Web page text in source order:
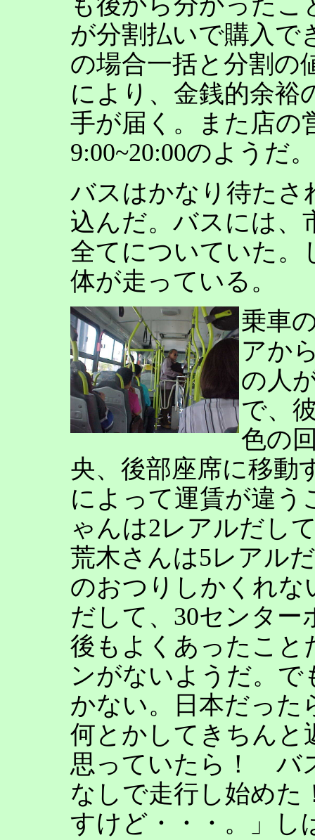
が分割払いで購入で
の場合一括と分割の
により、金銭的余裕
手が届く。また店の
9:00~20:00のようだ。
バスはかなり待たさ
込んだ。バスには、
全てについていた。
体が走っている。
乗車
アか
の人
で、
色の
央、後部座席に移動
によって運賃が違
ゃんは2レアルだし
荒木さんは5レアル
のおつりしかくれな
だして、30センタ
後もよくあったこと
ンがないようだ。で
かない。日本だった
何とかしてきちんと
思っていたら！ バ
なしで走行し始め
すけど・・・。」し